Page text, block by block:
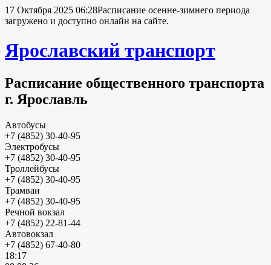
17 Октября 2025 06:28Расписание осенне-зимнего периода
загружено и доступно онлайн на сайте.
Ярославский транспорт
Расписание общественного транспорта
г. Ярославль
Автобусы
+7 (4852) 30-40-95
Электробусы
+7 (4852) 30-40-95
Троллейбусы
+7 (4852) 30-40-95
Трамваи
+7 (4852) 30-40-95
Речной вокзал
+7 (4852) 22-81-44
Автовокзал
+7 (4852) 67-40-80
18:17